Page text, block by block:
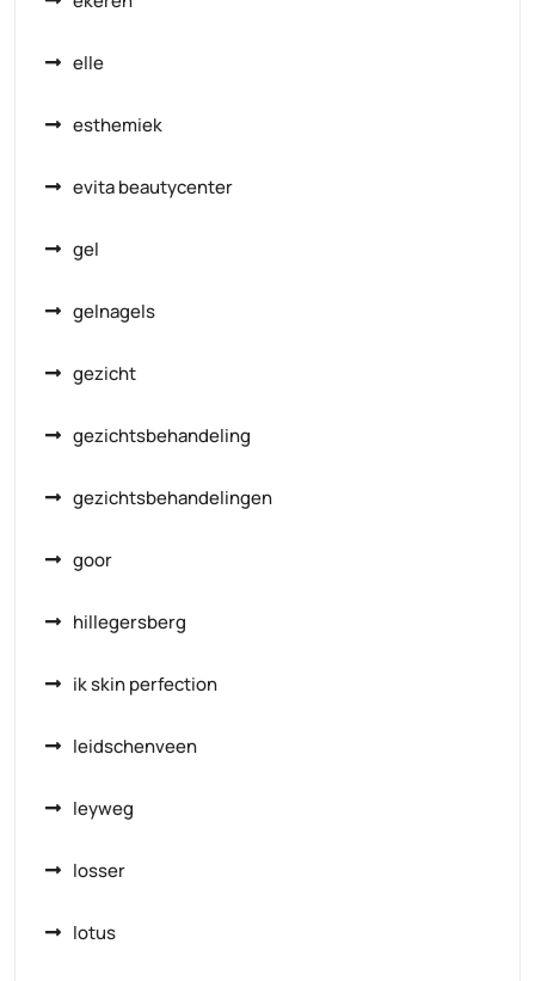
elle
esthemiek
evita beautycenter
gel
gelnagels
gezicht
gezichtsbehandeling
gezichtsbehandelingen
goor
hillegersberg
ik skin perfection
leidschenveen
leyweg
losser
lotus